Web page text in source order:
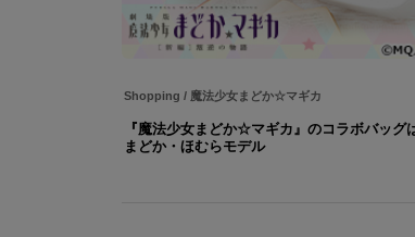
Shopping / 魔法少女まどか☆マギカ
『魔法少女まどか☆マギカ』のコラボバッグ
まどか・ほむらモデル